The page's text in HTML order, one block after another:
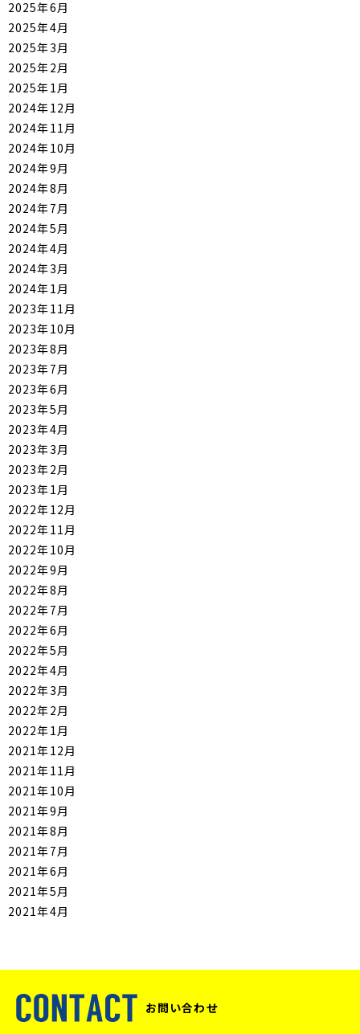
2025年6月
2025年4月
2025年3月
2025年2月
2025年1月
2024年12月
2024年11月
2024年10月
2024年9月
2024年8月
2024年7月
2024年5月
2024年4月
2024年3月
2024年1月
2023年11月
2023年10月
2023年8月
2023年7月
2023年6月
2023年5月
2023年4月
2023年3月
2023年2月
2023年1月
2022年12月
2022年11月
2022年10月
2022年9月
2022年8月
2022年7月
2022年6月
2022年5月
2022年4月
2022年3月
2022年2月
2022年1月
2021年12月
2021年11月
2021年10月
2021年9月
2021年8月
2021年7月
2021年6月
2021年5月
2021年4月
お問い合わせ